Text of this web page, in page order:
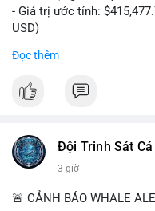
- Giá trị ước tính:
USD)
nghìn USD được xác
khả năng là cá voi tái
chuẩn bị thanh khoản cho
bán có thể hình thành.
Đọc thêm
Đội Trinh Sát Cá
3 giờ
🚨 CẢNH BÁO WHALE